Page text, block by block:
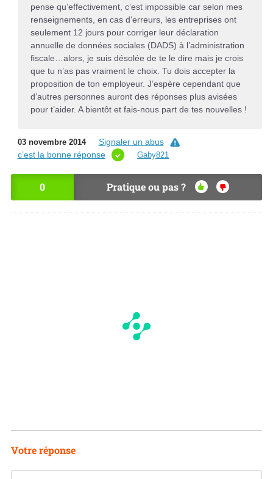
pense qu’effectivement, c’est impossible car selon mes
renseignements, en cas d’erreurs, les entreprises ont
seulement 12 jours pour corriger leur déclaration
annuelle de données sociales (DADS) à l’administration
fiscale…alors, je suis désolée de te le dire mais je crois
que tu n’as pas vraiment le choix. Tu dois accepter la
proposition de ton employeur. J’espère cependant que
d’autres personnes auront des réponses plus avisées
pour t’aider. A bientôt et fais-nous part de tes nouvelles !
03 novembre 2014
Signaler un abus
c’est la bonne réponse
Gaby821
0 Pratique ou pas ?
OU
I
NO
Votre réponse